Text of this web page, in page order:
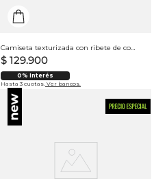
Camiseta texturizada con ribete de contraste en cuello para hombre
$ 129.900
0% Interés
Hasta 3 cuotas. Ver bancos.